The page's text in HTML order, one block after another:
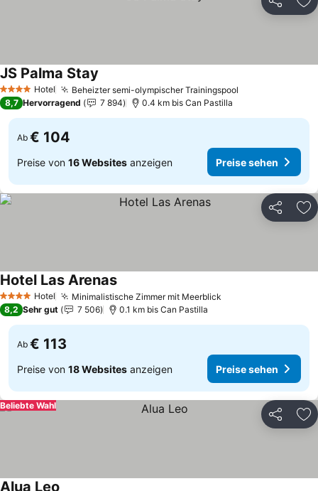
Teilen
4 Sterne Hotel Beheizter semi-olympischer Trainingspool
JS Palma Stay
8,7 Hervorragend 7 894 0.4 km bis Can Pastilla
Ab € 104
Preise von 16 Websites anzeigen Preise sehen
Teilen
4 Sterne Hotel Minimalistische Zimmer mit Meerblick
Hotel Las ArenasPreise sehen
8,2 Sehr gut 7 506 0.1 km bis Can Pastilla
Ab € 113
Preise von 18 Websites anzeigen Preise sehen
Teilen
Beliebte Wahl
Alua Leo